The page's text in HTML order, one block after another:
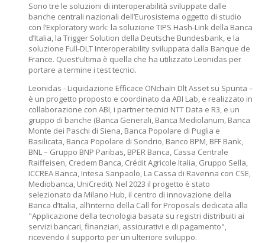
Sono tre le soluzioni di interoperabilità sviluppate dalle
banche centrali nazionali dell’Eurosistema oggetto di studio
con l’Exploratory work: la soluzione TIPS Hash-Link della Banca
d’Italia, la Trigger Solution della Deutsche Bundesbank, e la
soluzione Full-DLT Interoperability sviluppata dalla Banque de
France. Quest’ultima è quella che ha utilizzato Leonidas per
portare a termine i test tecnici.
Leonidas - Liquidazione Efficace ONchaIn Dlt Asset su Spunta –
è un progetto proposto e coordinato da ABI Lab, e realizzato in
collaborazione con ABI, i partner tecnici NTT Data e R3, e un
gruppo di banche (Banca Generali, Banca Mediolanum, Banca
Monte dei Paschi di Siena, Banca Popolare di Puglia e
Basilicata, Banca Popolare di Sondrio, Banco BPM, BFF Bank,
BNL – Gruppo BNP Paribas, BPER Banca, Cassa Centrale
Raiffeisen, Credem Banca, Crédit Agricole Italia, Gruppo Sella,
ICCREA Banca, Intesa Sanpaolo, La Cassa di Ravenna con CSE,
Mediobanca, UniCredit). Nel 2023 il progetto è stato
selezionato da Milano Hub, il centro di innovazione della
Banca d’Italia, all’interno della Call for Proposals dedicata alla
"Applicazione della tecnologia basata su registri distribuiti ai
servizi bancari, finanziari, assicurativi e di pagamento",
ricevendo il supporto per un ulteriore sviluppo.